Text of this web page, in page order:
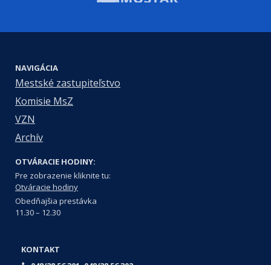
NAVIGÁCIA
Mestské zastupiteľstvo
Komisie MsZ
VZN
Archív
OTVÁRACIE HODINY:
Pre zobrazenie kliknite tu:
Otváracie hodiny
Obedňajšia prestávka
11.30 – 12.30
KONTAKT